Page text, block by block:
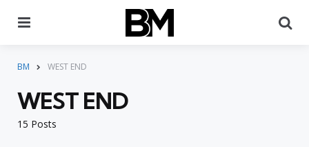
BM WEST END
15 Posts
WEST END